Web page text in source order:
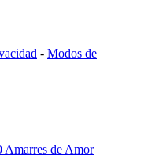
- Modos de
Amarres de Amor